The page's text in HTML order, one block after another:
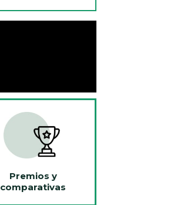
Premios y
comparativas